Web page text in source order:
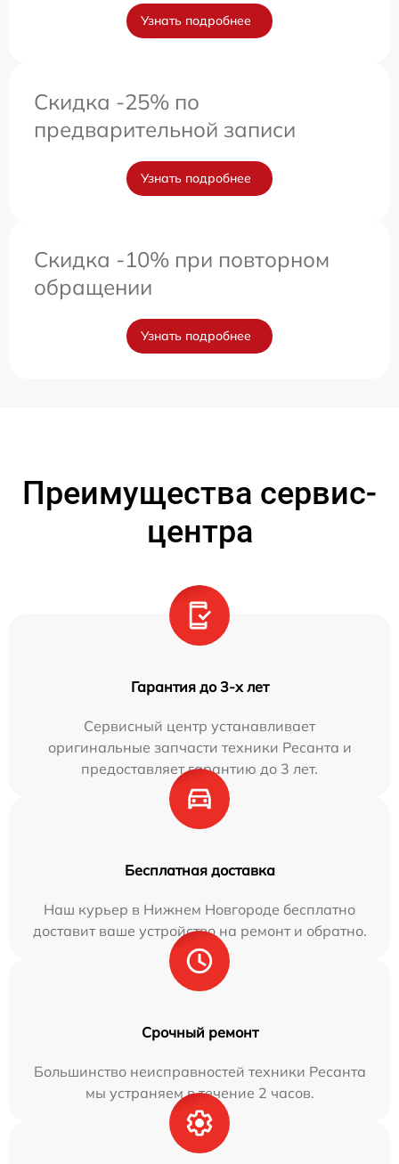
Узнать подробнее
Скидка -25% по
предварительной записи
Узнать подробнее
Скидка -10% при повторном
обращении
Узнать подробнее
Преимущества сервис-
центра
Гарантия до 3-х лет
Сервисный центр устанавливает
оригинальные запчасти техники Ресанта и
предоставляет гарантию до 3 лет.
Бесплатная доставка
Наш курьер в Нижнем Новгороде бесплатно
доставит ваше устройство на ремонт и обратно.
Срочный ремонт
Большинство неисправностей техники Ресанта
мы устраняем в течение 2 часов.